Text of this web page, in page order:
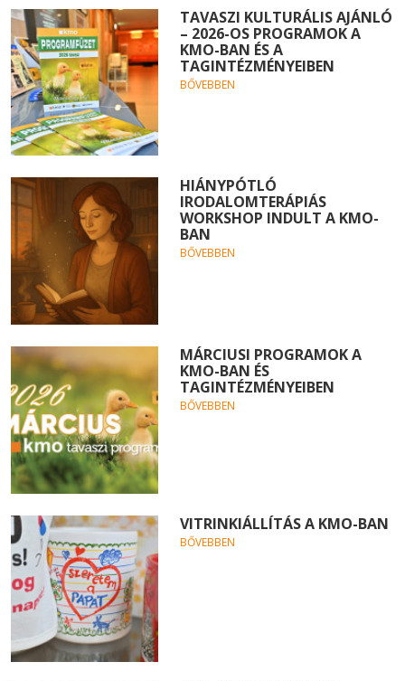
TAVASZI KULTURÁLIS AJÁNLÓ
– 2026-OS PROGRAMOK A
KMO-BAN ÉS A
TAGINTÉZMÉNYEIBEN
BŐVEBBEN
HIÁNYPÓTLÓ
IRODALOMTERÁPIÁS
WORKSHOP INDULT A KMO-
BAN
BŐVEBBEN
MÁRCIUSI PROGRAMOK A
KMO-BAN ÉS
TAGINTÉZMÉNYEIBEN
BŐVEBBEN
VITRINKIÁLLÍTÁS A KMO-BAN
BŐVEBBEN